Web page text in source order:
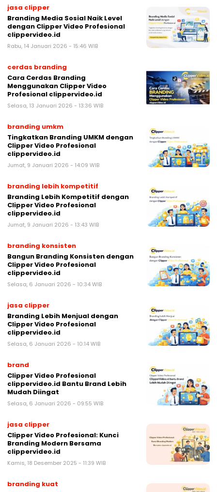
jasa clipper
Branding Media Sosial Naik Level
dengan Clipper Video Profesional
clippervideo.id
Rabu, 14 Januari 2026 - 15:46 WIB
cerdas branding
Cara Cerdas Branding
Menggunakan Clipper Video
Profesional clippervideo.id
Selasa, 13 Januari 2026 - 13:36 WIB
branding umkm
Tingkatkan Branding UMKM dengan
Clipper Video Profesional
clippervideo.id
Jumat, 9 Januari 2026 - 14:09 WIB
branding lebih kompetitif
Branding Lebih Kompetitif dengan
Clipper Video Profesional
clippervideo.id
Jumat, 9 Januari 2026 - 13:43 WIB
branding konsisten
Bangun Branding Konsisten dengan
Clipper Video Profesional
clippervideo.id
Selasa, 6 Januari 2026 - 10:34 WIB
jasa clipper
Branding Lebih Menjual dengan
Clipper Video Profesional
clippervideo.id
Selasa, 6 Januari 2026 - 10:14 WIB
brand
Clipper Video Profesional
clippervideo.id Bantu Brand Lebih
Mudah Diingat
Selasa, 6 Januari 2026 - 09:55 WIB
jasa clipper
Clipper Video Profesional: Kunci
Branding Modern Bersama
clippervideo.id
Kamis, 18 Desember 2025 - 11:39 WIB
branding kuat